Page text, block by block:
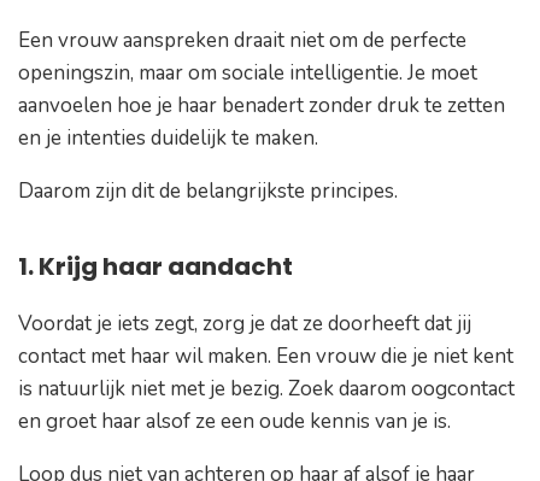
Een vrouw aanspreken draait niet om de perfecte
openingszin, maar om sociale intelligentie. Je moet
aanvoelen hoe je haar benadert zonder druk te zetten
en je intenties duidelijk te maken.
Daarom zijn dit de belangrijkste principes.
1. Krijg haar aandacht
Voordat je iets zegt, zorg je dat ze doorheeft dat jij
contact met haar wil maken. Een vrouw die je niet kent
is natuurlijk niet met je bezig. Zoek daarom oogcontact
en groet haar alsof ze een oude kennis van je is.
Loop dus niet van achteren op haar af alsof je haar